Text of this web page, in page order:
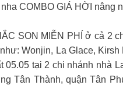
COMBO GIÁ HỜI nâng
SON MIỄN PHÍ ở cả 2
Wonjin, La Glace,
tại 2 chi nhánh nhà
Tân Thành, quận Tân